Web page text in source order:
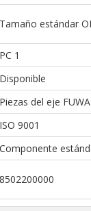
Tamaño estándar
PC 1
Disponible
Piezas del eje FUWA
ISO 9001
Componente
8502200000